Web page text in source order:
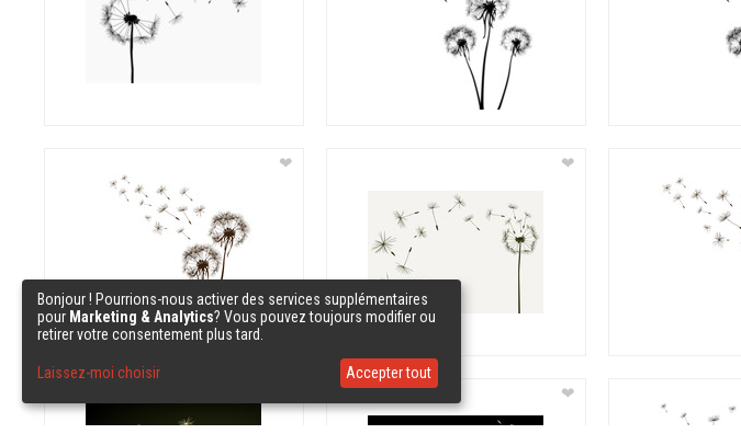
❤ ❤
❤
Bonjour ! Pourrions-nous activer des services supplémentaires
pour Marketing & Analytics? Vous pouvez toujours modifier ou
retirer votre consentement plus tard.
Laissez-moi choisir Accepter tout